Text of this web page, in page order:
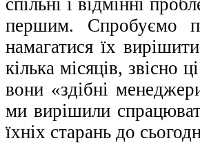
першим. Спробуємо
намагатися їх
кілька місяців, звісно
вони «здібні
ми вирішили
їхніх старань до